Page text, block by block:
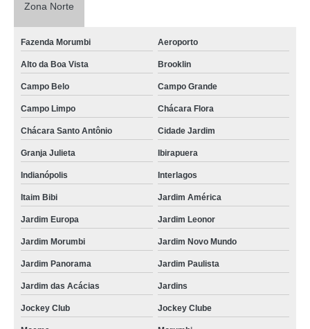
Zona Norte
Fazenda Morumbi Aeroporto
Alto da Boa Vista Brooklin
Campo Belo Campo Grande
Campo Limpo Chácara Flora
Chácara Santo Antônio Cidade Jardim
Granja Julieta Ibirapuera
Indianópolis Interlagos
Itaim Bibi Jardim América
Jardim Europa Jardim Leonor
Jardim Morumbi Jardim Novo Mundo
Jardim Panorama Jardim Paulista
Jardim das Acácias Jardins
Jockey Club Jockey Clube